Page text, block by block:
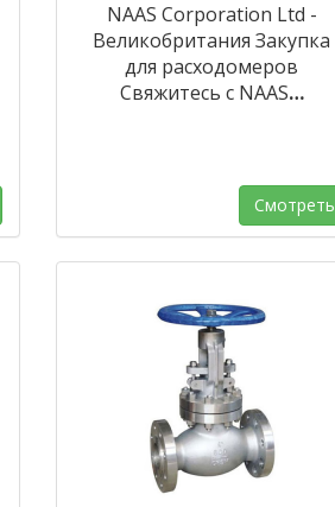
NAAS Corporation Ltd -
Великобритания Закупка
для расходомеров
Свяжитесь с NAAS…
Смотреть